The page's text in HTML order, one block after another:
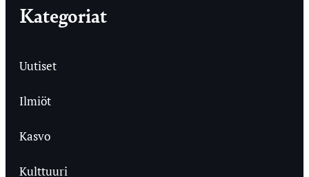
Kategoriat
Uutiset
Ilmiöt
Kasvo
Kulttuuri